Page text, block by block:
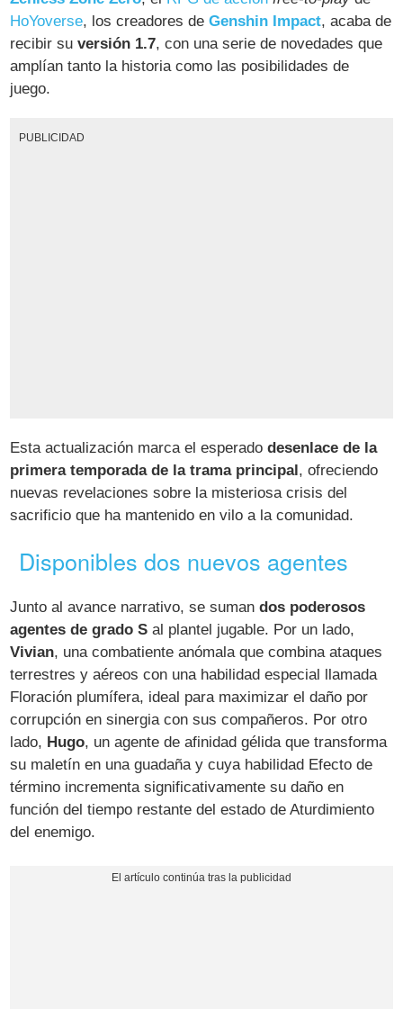
HoYoverse, los creadores deGenshin Impact, acaba de
recibir suversión 1.7, con una serie de novedades que
amplían tanto la historia como las posibilidades de
juego.
PUBLICIDAD
Esta actualización marca el esperadodesenlace de la
primera temporada de la trama principal, ofreciendo
nuevas revelaciones sobre la misteriosa crisis del
sacrificio que ha mantenido en vilo a la comunidad.
Disponibles dos nuevos agentes
Junto al avance narrativo, se sumandos poderosos
agentes de grado S al plantel jugable. Por un lado,
Vivian, una combatiente anómala que combina ataques
terrestres y aéreos con una habilidad especial llamada
Floración plumífera, ideal para maximizar el daño por
corrupción en sinergia con sus compañeros. Por otro
lado, Hugo, un agente de afinidad gélida que transforma
su maletín en una guadaña y cuya habilidad Efecto de
término incrementa significativamente su daño en
función del tiempo restante del estado de Aturdimiento
del enemigo.